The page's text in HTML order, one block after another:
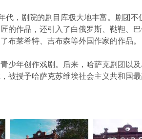
代，剧院的剧目库极大地丰富。剧团
的作品，还引入了白俄罗斯、鞑靼、
布莱希特、吉布森等外国作家的作品。
少年创作戏剧。后来，哈萨克剧团以
被授予哈萨克苏维埃社会主义共和国最